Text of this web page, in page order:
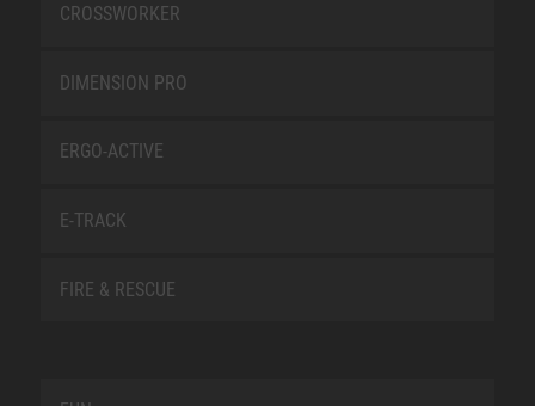
CROSSWORKER
DIMENSION PRO
ERGO-ACTIVE
E-TRACK
FIRE & RESCUE